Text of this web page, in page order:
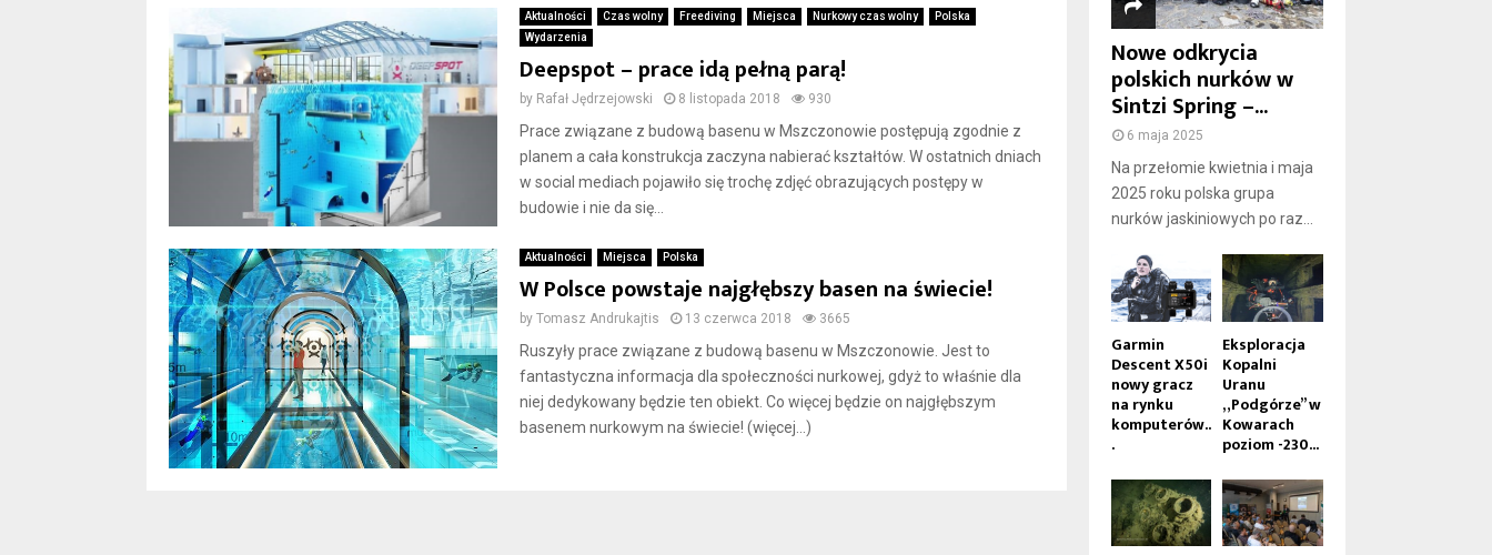
Aktualności Czas wolny Freediving Miejsca Nurkowy czas wolny
Polska
Wydarzenia
Deepspot – prace idą pełną parą!
by Rafał Jędrzejowski 8 listopada 2018 930
Prace związane z budową basenu w Mszczonowie postępują zgodnie z
planem a cała konstrukcja zaczyna nabierać kształtów. W ostatnich dniach
w social mediach pojawiło się trochę zdjęć obrazujących postępy w
budowie i nie da się...
Aktualności Miejsca Polska
W Polsce powstaje najgłębszy basen na świecie!
by Tomasz Andrukajtis 13 czerwca 2018 3665
Ruszyły prace związane z budową basenu w Mszczonowie. Jest to
fantastyczna informacja dla społeczności nurkowej, gdyż to właśnie dla
niej dedykowany będzie ten obiekt. Co więcej będzie on najgłębszym
basenem nurkowym na świecie! (więcej…)
Nowe odkrycia
polskich nurków w
Sintzi Spring –...
6 maja 2025
Na przełomie kwietnia i maja
2025 roku polska grupa
nurków jaskiniowych po raz...
Garmin
Descent X50i
nowy gracz
na rynku
komputerów..
.
Eksploracja
Kopalni
Uranu
„Podgórze” w
Kowarach
poziom -230...